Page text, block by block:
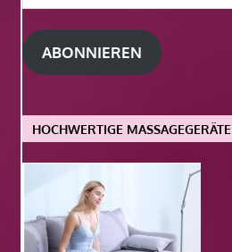
Mail-
Adresse
ABONNIEREN
HOCHWERTIGE MASSAGEGERÄTE